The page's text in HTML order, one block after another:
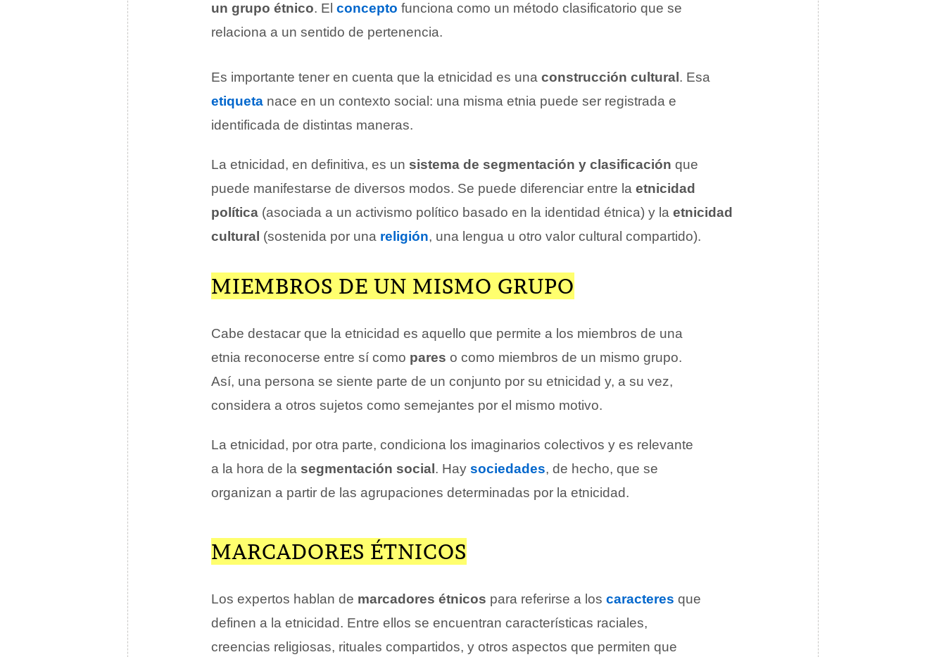
un grupo étnico. El concepto funciona como un método clasificatorio que se
relaciona a un sentido de pertenencia.
Es importante tener en cuenta que la etnicidad es una construcción cultural . Esa
etiqueta nace en un contexto social: una misma etnia puede ser registrada e
identificada de distintas maneras.
La etnicidad, en definitiva, es un sistema de segmentación y clasificación que
puede manifestarse de diversos modos. Se puede diferenciar entre la etnicidad
política (asociada a un activismo político basado en la identidad étnica) y la etnicidad
cultural (sostenida por una religión, una lengua u otro valor cultural compartido).
MIEMBROS DE UN MISMO GRUPO
Cabe destacar que la etnicidad es aquello que permite a los miembros de una
etnia reconocerse entre sí como pares o como miembros de un mismo grupo.
Así, una persona se siente parte de un conjunto por su etnicidad y, a su vez,
considera a otros sujetos como semejantes por el mismo motivo.
La etnicidad, por otra parte, condiciona los imaginarios colectivos y es relevante
a la hora de la segmentación social . Hay sociedades, de hecho, que se
organizan a partir de las agrupaciones determinadas por la etnicidad.
MARCADORES ÉTNICOS
Los expertos hablan de marcadores étnicos para referirse a los caracteres que
definen a la etnicidad. Entre ellos se encuentran características raciales,
creencias religiosas, rituales compartidos, y otros aspectos que permiten que